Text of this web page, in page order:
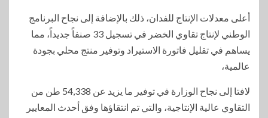
أعلى معدلات الإنتاج للفدان، ذلك بالإضافة إلى نجاح البرنامج
الوطني لإنتاج تقاوي الخضر في تسجيل 33 صنفاً جديداً، مما
يساهم في تقليل فاتورة الاستيراد وتوفير منتج محلي بجودة
عالمية،
لافتا إلى نجاح الوزارة في توفير ما يزيد عن 54,338 طن من
التقاوي عالية الإنتاجية، والتي تم انتقاؤها وفق أحدث المعايير